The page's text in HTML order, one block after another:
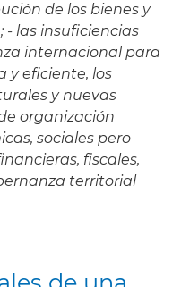
de los bienes y
- las insuficiencias
internacional para
y eficiente, los
y nuevas
organización
sociales pero
fiscales,
territorial